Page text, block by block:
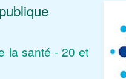
la santé - 20 et